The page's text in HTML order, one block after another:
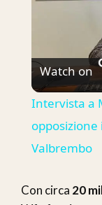
Watch on
Intervista a
opposizione
Valbrembo
Con circa 20